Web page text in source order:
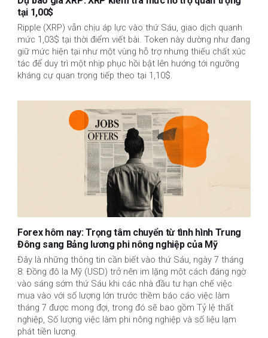
tại 1,00$
Ripple (XRP) vẫn chịu áp lực vào thứ Sáu, giao dịch quanh
mức 1,03$ tại thời điểm viết bài. Token này dường như đang
giữ mức hiện tại như một vùng hỗ trợ nhưng thiếu chất xúc
tác để duy trì một nhịp phục hồi bật lên hướng tới ngưỡng
kháng cự quan trọng tiếp theo tại 1,10$.
Forex hôm nay: Trọng tâm chuyển từ tình hình Trung
Đông sang Bảng lương phi nông nghiệp của Mỹ
Đây là những thông tin cần biết vào thứ Sáu, ngày 7 tháng
8: Đồng đô la Mỹ (USD) trở nên im lặng một cách đáng ngờ
vào sáng sớm thứ Sáu khi các nhà đầu tư hạn chế việc
mua vào với số lượng lớn trước thềm báo cáo việc làm
tháng 7 được mong đợi, trong đó sẽ bao gồm Tỷ lệ thất
nghiệp, Số lượng việc làm phi nông nghiệp và số liệu lạm
phát tiền lương.